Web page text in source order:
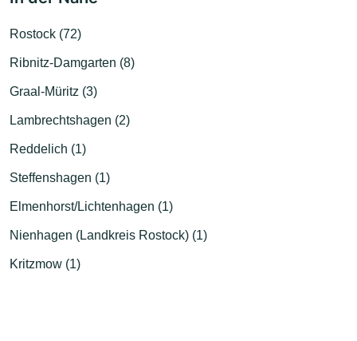
Rostock (72)
Ribnitz-Damgarten (8)
Graal-Müritz (3)
Lambrechtshagen (2)
Reddelich (1)
Steffenshagen (1)
Elmenhorst/Lichtenhagen (1)
Nienhagen (Landkreis Rostock) (1)
Kritzmow (1)